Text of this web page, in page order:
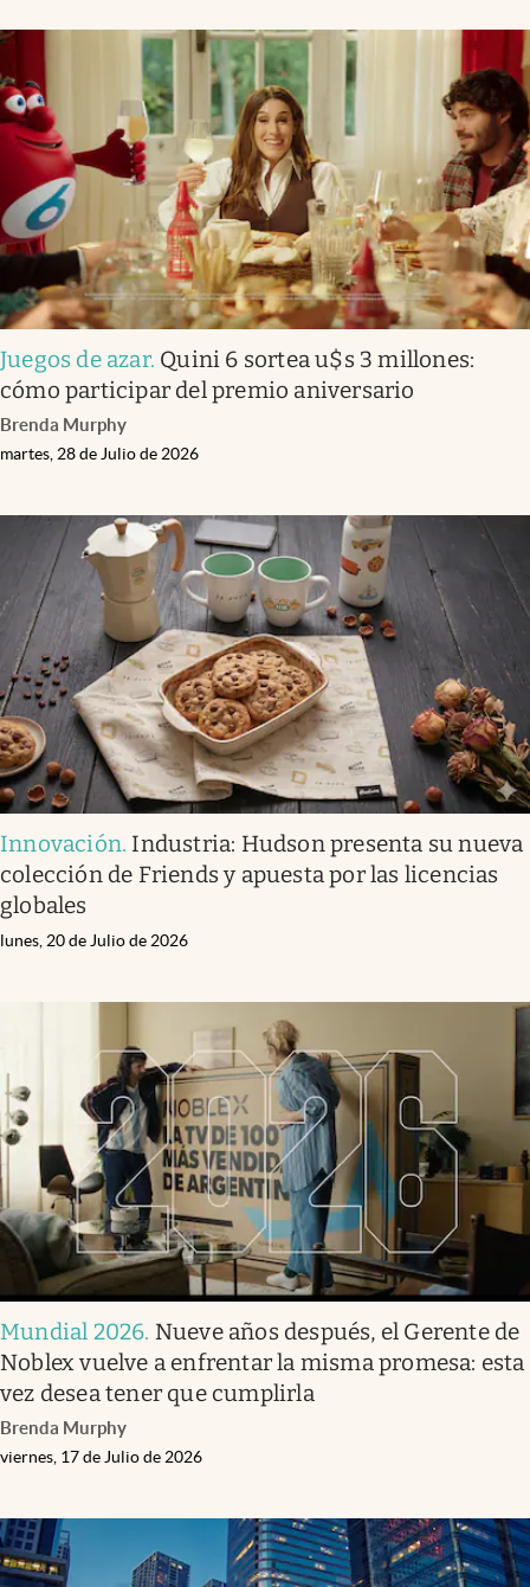
Juegos de azar. Quini 6 sortea u$s 3 millones:
cómo participar del premio aniversario
Brenda Murphy
martes, 28 de Julio de 2026
Innovación. Industria: Hudson presenta su nueva
colección de Friends y apuesta por las licencias
globales
lunes, 20 de Julio de 2026
Mundial 2026. Nueve años después, el Gerente de
Noblex vuelve a enfrentar la misma promesa: esta
vez desea tener que cumplirla
Brenda Murphy
viernes, 17 de Julio de 2026